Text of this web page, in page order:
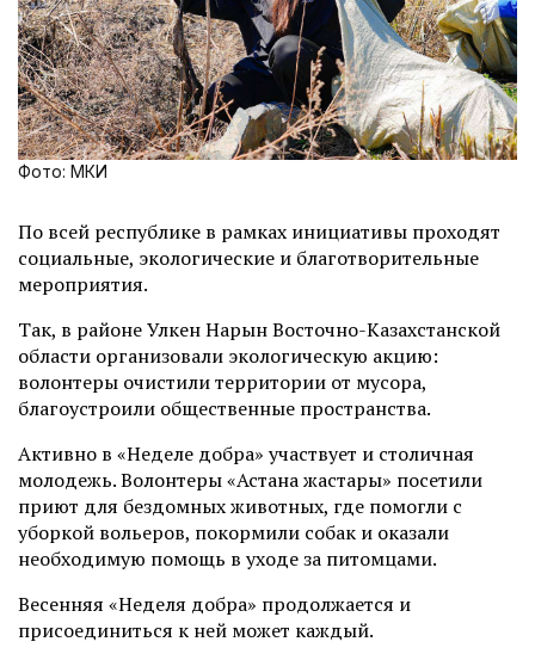
Фото: МКИ
По всей республике в рамках инициативы проходят
социальные, экологические и благотворительные
мероприятия.
Так, в районе Улкен Нарын Восточно-Казахстанской
области организовали экологическую акцию:
волонтеры очистили территории от мусора,
благоустроили общественные пространства.
Активно в «Неделе добра» участвует и столичная
молодежь. Волонтеры «Астана жастары» посетили
приют для бездомных животных, где помогли с
уборкой вольеров, покормили собак и оказали
необходимую помощь в уходе за питомцами.
Весенняя «Неделя добра» продолжается и
присоединиться к ней может каждый.